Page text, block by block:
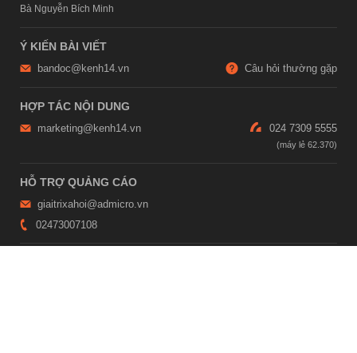
Bà Nguyễn Bích Minh
Ý KIẾN BÀI VIẾT
bandoc@kenh14.vn Câu hỏi thường gặp
HỢP TÁC NỘI DUNG
marketing@kenh14.vn 024 7309 5555
HỖ TRỢ QUẢNG CÁO
giaitrixahoi@admicro.vn
02473007108